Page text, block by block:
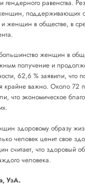
равенства.
поддерживающих
женщин в обществе, в
женщин в
получение и
62,6 % заявили, что
крайне важно. Около 72
что экономическое
здоровому образу
человек ценит свое
считает, что здоровый
человека.
УзА.